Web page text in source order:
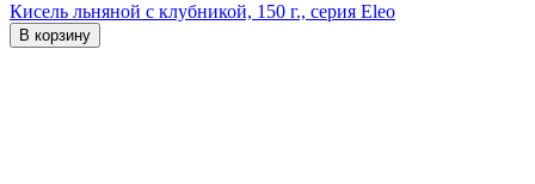
Кисель льняной с клубникой, 150 г., серия Eleo
В корзину